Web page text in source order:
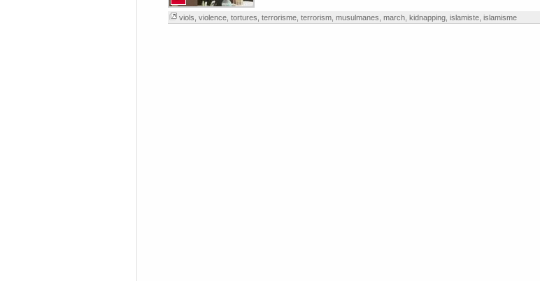
viols violence, tortures terrorisme, terrorism, musulmanes march, kidnapping, islamiste, islamisme